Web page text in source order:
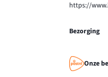
https://
Bezorging
Onze